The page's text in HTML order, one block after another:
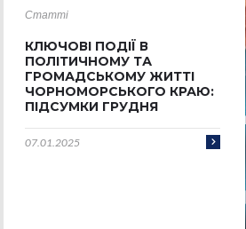
Статті
КЛЮЧОВІ ПОДІЇ В
ПОЛІТИЧНОМУ ТА
ГРОМАДСЬКОМУ ЖИТТІ
ЧОРНОМОРСЬКОГО КРАЮ:
ПІДСУМКИ ГРУДНЯ
07.01.2025